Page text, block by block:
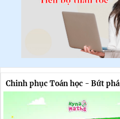
Chinh phục Toán học - Bứt